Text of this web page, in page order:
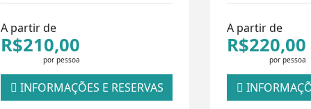
A partir de
R$210,00
por pessoa
INFORMAÇÕES E RESERVAS
A partir de
R$220,00
por pessoa